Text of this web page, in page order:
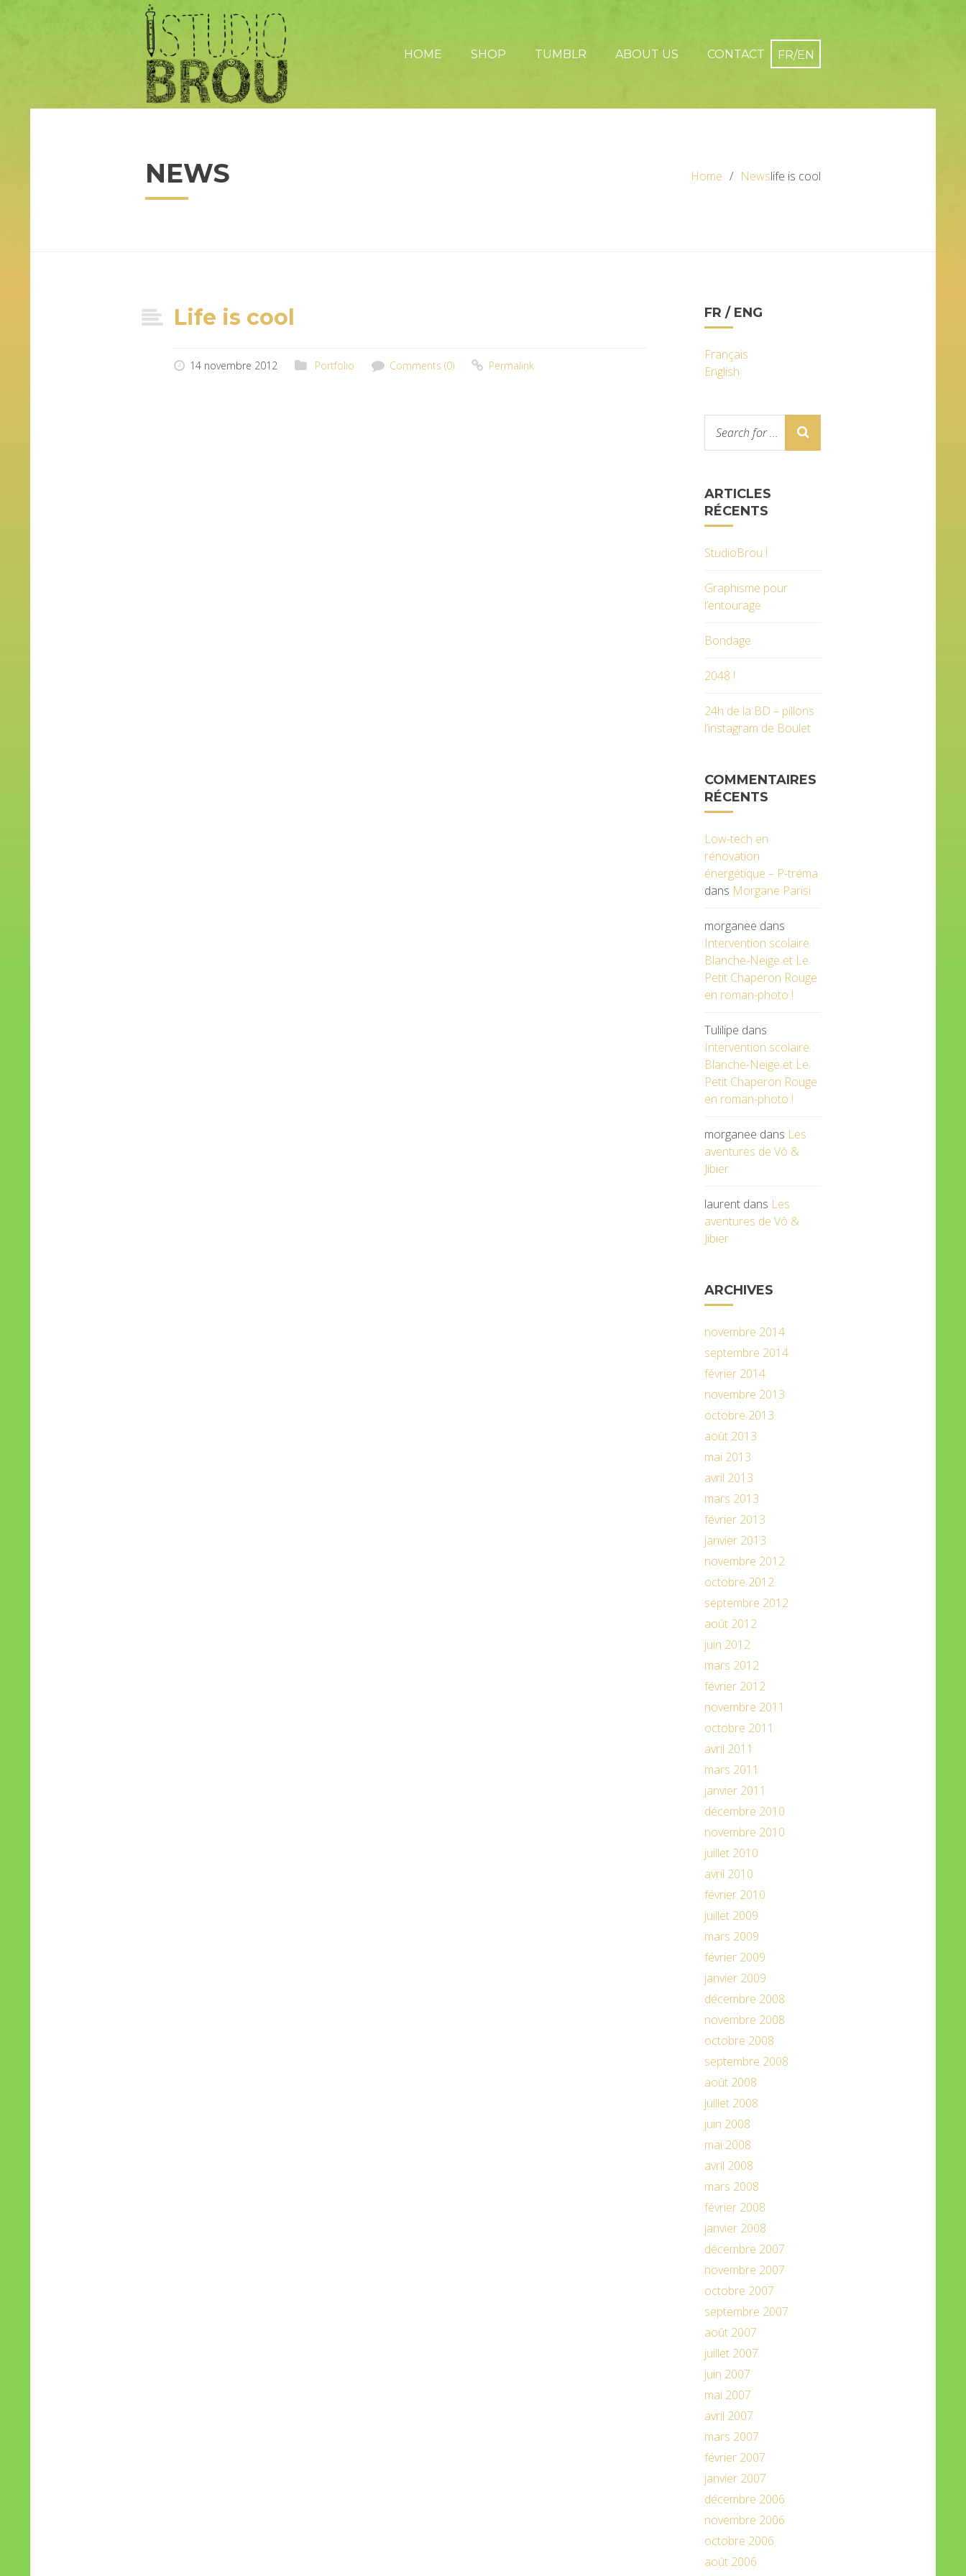
HOME SHOP TUMBLR ABOUT US CONTACT
NEWS Home Newslife is cool
Life is cool
14 novembre 2012 Portfolio Comments (0) Permalink
FR / ENG
Français
English
ARTICLES
RÉCENTS
StudioBrou !
Graphisme pour
l’entourage
Bondage
2048 !
24h de la BD – pillons
l’instagram de Boulet
COMMENTAIRES
RÉCENTS
Low-tech en
rénovation
énergétique – P-tréma
dans Morgane Parisi
morganee dans
Intervention scolaire :
Blanche-Neige et Le
Petit Chaperon Rouge
en roman-photo !
Tulilipe dans
Intervention scolaire :
Blanche-Neige et Le
Petit Chaperon Rouge
en roman-photo !
morganee dans Les
aventures de Vô &
Jibier
laurentdans Les
aventures de Vô &
Jibier
ARCHIVES
novembre 2014
septembre 2014
février 2014
novembre 2013
octobre 2013
août 2013
mai 2013
avril 2013
mars 2013
février 2013
janvier 2013
novembre 2012
octobre 2012
septembre 2012
août 2012
juin 2012
mars 2012
février 2012
novembre 2011
octobre 2011
avril 2011
mars 2011
janvier 2011
décembre 2010
novembre 2010
juillet 2010
avril 2010
février 2010
juillet 2009
mars 2009
février 2009
janvier 2009
décembre 2008
novembre 2008
octobre 2008
septembre 2008
août 2008
juillet 2008
juin 2008
mai 2008
avril 2008
mars 2008
février 2008
janvier 2008
décembre 2007
novembre 2007
octobre 2007
septembre 2007
août 2007
juillet 2007
juin 2007
mai 2007
avril 2007
mars 2007
février 2007
janvier 2007
décembre 2006
novembre 2006
octobre 2006
août 2006